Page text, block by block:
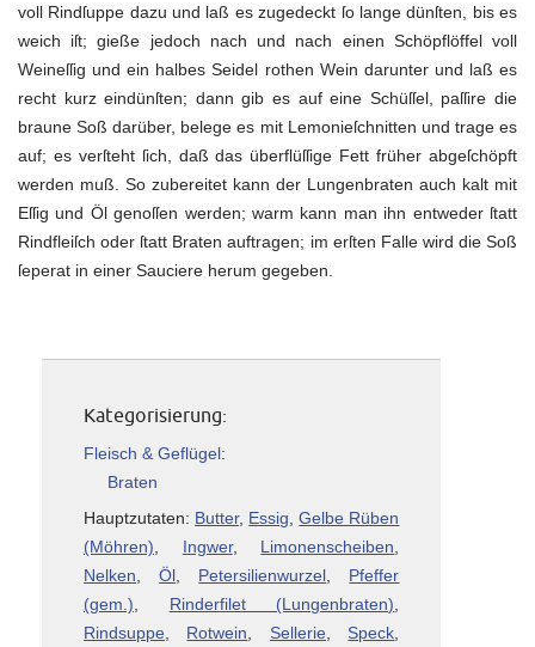
voll Rindſuppe dazu und laß es zugedeckt ſo lange dünſten, bis es
weich iſt; gieße jedoch nach und nach einen Schöpflöffel voll
Weineſſig und ein halbes Seidel rothen Wein darunter und laß es
recht kurz eindünſten; dann gib es auf eine Schüſſel, paſſire die
braune Soß darüber, belege es mit Lemonieſchnitten und trage es
auf; es verſteht ſich, daß das überflüſſige Fett früher abgeſchöpft
werden muß. So zubereitet kann der Lungenbraten auch kalt mit
Eſſig und Öl genoſſen werden; warm kann man ihn entweder ſtatt
Rindfleiſch oder ſtatt Braten auftragen; im erſten Falle wird die Soß
ſeperat in einer Sauciere herum gegeben.
Kategorisierung:
Fleisch & Geflügel:
Braten
Hauptzutaten: Butter, Essig ,Gelbe Rüben
(Möhren)
Ingwer, Limonenscheiben
Nelken ,Öl Petersilienwurzel
Pfeffer
(gem.)
Rinderfilet (Lungenbraten)
Rindsuppe
Rotwein Sellerie, Speck